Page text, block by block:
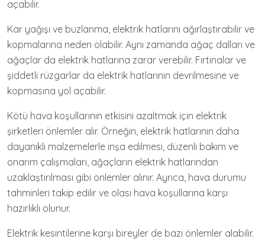
açabilir.
Kar yağışı ve buzlanma, elektrik hatlarını ağırlaştırabilir ve
kopmalarına neden olabilir. Aynı zamanda ağaç dalları ve
ağaçlar da elektrik hatlarına zarar verebilir. Fırtınalar ve
şiddetli rüzgarlar da elektrik hatlarının devrilmesine ve
kopmasına yol açabilir.
Kötü hava koşullarının etkisini azaltmak için elektrik
şirketleri önlemler alır. Örneğin, elektrik hatlarının daha
dayanıklı malzemelerle inşa edilmesi, düzenli bakım ve
onarım çalışmaları, ağaçların elektrik hatlarından
uzaklaştırılması gibi önlemler alınır. Ayrıca, hava durumu
tahminleri takip edilir ve olası hava koşullarına karşı
hazırlıklı olunur.
Elektrik kesintilerine karşı bireyler de bazı önlemler alabilir.